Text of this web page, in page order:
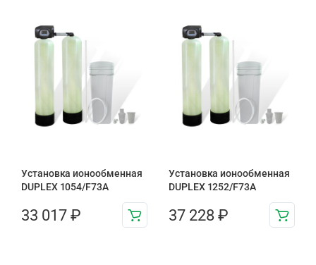
Установка ионообменная
DUPLEX 1054/F73A
33 017 ₽
Установка ионообменная
DUPLEX 1252/F73A
37 228 ₽